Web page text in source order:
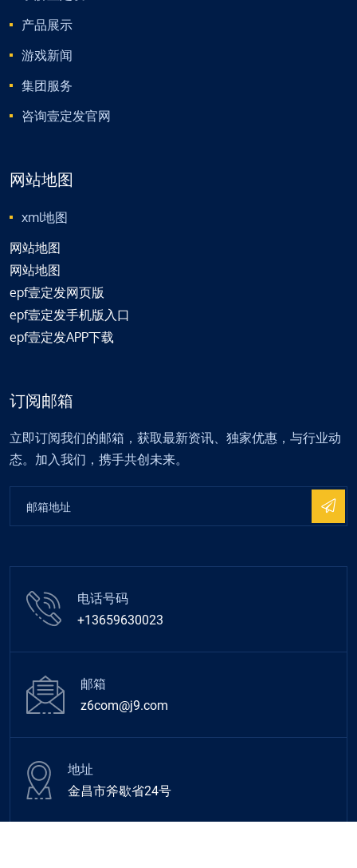
产品展示
游戏新闻
集团服务
咨询壹定发官网
网站地图
xml地图
网站地图
网站地图
epf壹定发网页版
epf壹定发手机版入口
epf壹定发APP下载
订阅邮箱
立即订阅我们的邮箱，获取最新资讯、独家优惠，与行业动
态。加入我们，携手共创未来。
电话号码
+13659630023
邮箱
z6com@j9.com
地址
金昌市斧歇省24号